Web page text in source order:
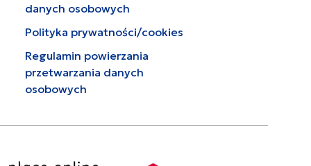
danych osobowych
Polityka prywatności/cookies
Regulamin powierzania
przetwarzania danych
osobowych